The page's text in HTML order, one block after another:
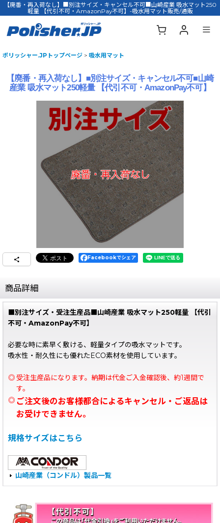
【廃番・再入荷なし】■別注サイズ・キャンセル不可■山崎産業 吸水マット250
軽量 【代引不可・AmazonPay不可】-吸水用マット販売/通販
ポリッシャー.JPトップページ > 吸水用マット
【廃番・再入荷なし】■別注サイズ・キャンセル不可■山崎
産業 吸水マット250軽量 【代引不可・AmazonPay不可】
Facebookでシェア
商品詳細
■別注サイズ・受注生産品■山崎産業 吸水マット250軽量 【代引
不可・AmazonPay不可】
必要な時に素早く敷ける、軽量タイプの吸水マットです。
吸水性・耐久性にも優れたECO素材を使用しています。
◎ 受注生産品になります。納期は代金ご入金確認後、約1週間で
す。
◎ ご注文後のお客様都合によるキャンセル・ご返品は
お受けできません。
規格サイズはこちら
山崎産業（コンドル）製品一覧